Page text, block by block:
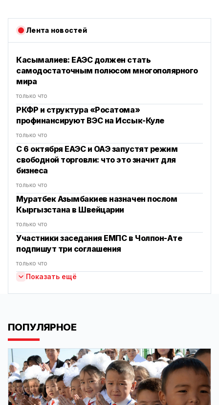
Лента новостей
Касымалиев: ЕАЭС должен стать
самодостаточным полюсом многополярного
мира
только что
РКФР и структура «Росатома»
профинансируют ВЭС на Иссык-Куле
только что
С 6 октября ЕАЭС и ОАЭ запустят режим
свободной торговли: что это значит для
бизнеса
только что
Муратбек Азымбакиев назначен послом
Кыргызстана в Швейцарии
только что
Участники заседания ЕМПС в Чолпон-Ате
подпишут три соглашения
только что
Показать ещё
ПОПУЛЯРНОЕ